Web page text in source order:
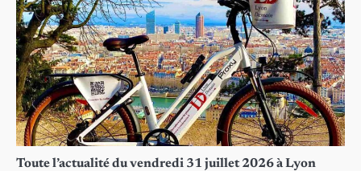
Toute l’actualité du vendredi 31 juillet 2026 à Lyon